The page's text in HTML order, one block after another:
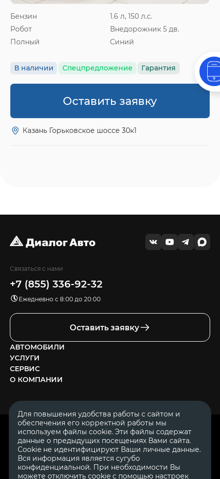
Бензин
1.6 л, 150 л.с.
Робот
Внедорожник 5 дв.
Полный
Синий
В наличии Спецпредложение Гарантия
Оставить заявку
Казань Горьковское шоссе 30к1
Связаться с нами
+7 (855) 336-92-32
Ежедневно с 8:00 до 20:00
Оставить заявку
АВТОМОБИЛИ
УСЛУГИ
СЕРВИС
О КОМПАНИИ
© 2007—2026 «Диалог Авто» — автосалон. Все права защищены.
Обращаем Ваше внимание на то, что данный Интернет-сайт
носит исключительно информационный характер и ни при
каких условиях не является публичной офертой, определяемой
ОГРН 1111644005153
ИНН 1644062657
Для повышения удобства работы с сайтом и
обеспечения его корректной работы мы
используем файлы cookie. Эти файлы содержат
данные о предыдущих посещениях Вами сайта.
Cookie не идентифицируют Ваши личные данные.
Вся информация является сугубо
конфиденциальной. При необходимости Вы
можете отключить cookie с помощью настроек